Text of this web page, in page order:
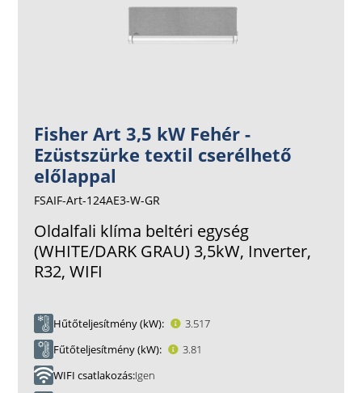
Fisher Art 3,5 kW Fehér -
Ezüstszürke textil cserélhető
előlappal
FSAIF-Art-124AE3-W-GR
Oldalfali klíma beltéri egység
(WHITE/DARK GRAU) 3,5kW, Inverter,
R32, WIFI
Hűtőteljesítmény (kW)
3.517
Fűtőteljesítmény (kW)
3.81
WIFI csatlakozás Igen